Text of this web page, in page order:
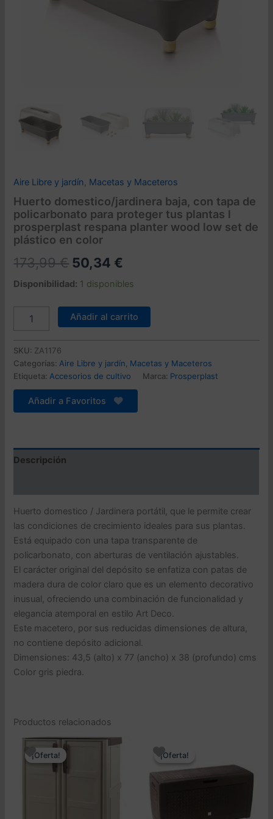
Aire Libre y jardín, Macetas y Maceteros
Huerto domestico/jardinera baja, con tapa de
policarbonato para proteger tus plantas l
prosperplast respana planter wood low set de
plástico en color
173,99€ El
precio
original
era:
50,34 €
precio
actual
es:
Disponibilidad: 1 disponibles
domestico/jardinera
con
tapa
de
para
proteger
l
prosperplast
low
de
plástico
en
color
cantidad
Añadir al carrito
SKU: ZA1176
Categorías:Aire Libre y jardín, Macetas y Maceteros
Etiqueta:Accesorios de cultivo Marca: Prosperplast
Añadir a Favoritos
Descripción
Huerto domestico / Jardinera portátil, que le permite crear
las condiciones de crecimiento ideales para sus plantas.
Está equipado con una tapa transparente de
policarbonato, con aberturas de ventilación ajustables.
El carácter original del depósito se enfatiza con patas de
madera dura de color claro que es un elemento decorativo
inusual, ofreciendo una combinación de funcionalidad y
elegancia atemporal en estilo Art Deco.
Este macetero, por sus reducidas dimensiones de altura,
no contiene depósito adicional.
Dimensiones: 43,5 (alto) x 77 (ancho) x 38 (profundo) cms
Color gris piedra.
Productos relacionados
¡Oferta!
¡Oferta! ¡Oferta!
¡Oferta!